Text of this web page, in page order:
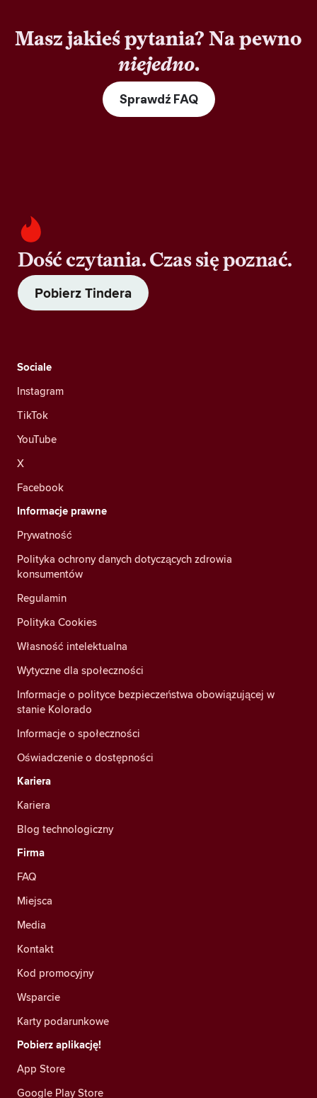
Masz jakieś pytania? Na pewno
niejedno.
Sprawdź FAQ
Dość czytania. Czas się poznać.
Pobierz Tindera
Sociale
Instagram
TikTok
YouTube
X
Facebook
Informacje prawne
Prywatność
Polityka ochrony danych dotyczących zdrowia
konsumentów
Regulamin
Polityka Cookies
Własność intelektualna
Wytyczne dla społeczności
Informacje o polityce bezpieczeństwa obowiązującej w
stanie Kolorado
Informacje o społeczności
Oświadczenie o dostępności
Kariera
Kariera
Blog technologiczny
Firma
FAQ
Miejsca
Media
Kontakt
Kod promocyjny
Wsparcie
Karty podarunkowe
Pobierz aplikację!
App Store
Google Play Store